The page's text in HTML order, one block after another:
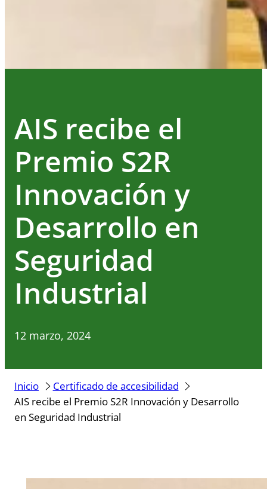
AIS recibe el
Premio S2R
Innovación y
Desarrollo en
Seguridad
Industrial
12 marzo, 2024
Inicio
Certificado de accesibilidad
AIS recibe el Premio S2R Innovación y Desarrollo
en Seguridad Industrial